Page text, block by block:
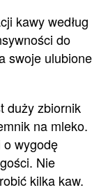
kawy według
do
swoje ulubione
duży zbiornik
na mleko.
wygodę
Nie
kilka kaw.